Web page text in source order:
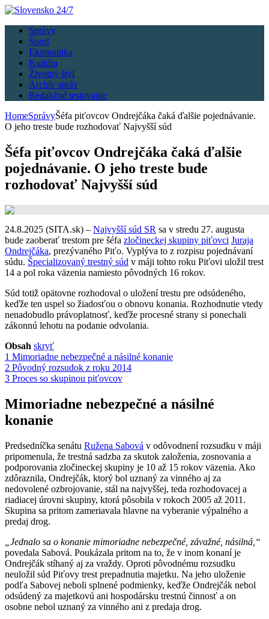
Správy
Šport
Ekonomika
Kultúra
Životný štýl
Archív správ
Redakčné testovanie
HomeSprávyŠéfa piťovcov Ondrejčáka čaká ďalšie pojednávanie.
O jeho treste bude rozhodovať Najvyšší súd
Šéfa piťovcov Ondrejčáka čaká ďalšie
pojednávanie. O jeho treste bude
rozhodovať Najvyšší súd
24.8.2025 (SITA.sk) – Najvyšší súd SR sa v stredu 27. augusta
bude zaoberať trestom pre šéfa zločineckej skupiny piťovci Juraja
Ondrejčáka, prezývaného Piťo. Vyplýva to z rozpisu pojednávaní
súdu. Špecializovaný trestný súd v máji tohto roku Piťovi uložil trest
14 a pol roka väzenia namiesto pôvodných 16 rokov.
Súd totiž opätovne rozhodoval o uložení trestu pre odsúdeného,
keďže ten uspel so žiadosťou o obnovu konania. Rozhodnutie vtedy
nenadobudlo právoplatnosť, keďže procesné strany si ponechali
zákonnú lehotu na podanie odvolania.
Obsah skryť
1 Mimoriadne nebezpečné a násilné konanie
2 Pôvodný rozsudok z roku 2014
3 Proces so skupinou piťovcov
Mimoriadne nebezpečné a násilné
konanie
Predsedníčka senátu Ružena Sabová v odôvodnení rozsudku v máji
pripomenula, že trestná sadzba za skutok založenia, zosnovania a
podporovania zločineckej skupiny je 10 až 15 rokov väzenia. Ako
zdôraznila, Ondrejčák, ktorý bol uznaný za vinného aj za
nedovolené ozbrojovanie, stál na najvyššej, teda rozhodovacej a
riadiacej úrovni skupiny, ktorá pôsobila v rokoch 2005 až 2011.
Skupina sa pritom zameriavala hlavne na vyberanie výpalného a
predaj drog.
„Jednalo sa o konanie mimoriadne nebezpečné, závažné, násilná,“
povedala Sabová. Poukázala pritom na to, že v inom konaní je
Ondrejčák stíhaný aj za vraždy. Oproti pôvodnému rozsudku
neuložil súd Piťovy trest prepadnutia majetku. Na jeho uloženie
podľa Sabovej neboli splnené podmienky, keďže Ondrejčák nebol
odsúdený za majetkovú ani hospodársku trestnú činnosť a on
osobne nebol uznaný za vinného ani z predaja drog.